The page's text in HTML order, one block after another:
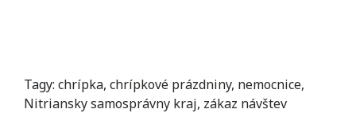
Tagy: chrípka, chrípkové prázdniny, nemocnice,
Nitriansky samosprávny kraj, zákaz návštev